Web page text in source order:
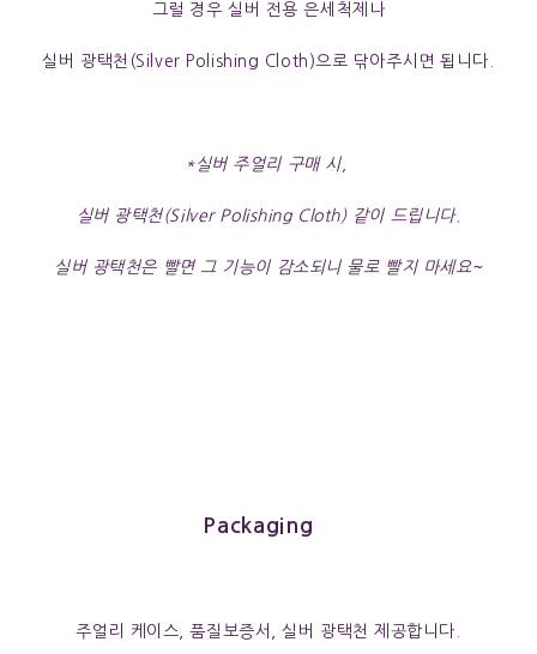
그럴 경우 실버 전용 은세척제나
실버 광택천 (Silver Polishing Cloth)으로 닦아주시면 됩니다.
*실버 주얼리 구매 시,
실버 광택천(Silver Polishing Cloth) 같이 드립니다.
실버 광택천은 빨면 그 기능이 감소되니 물로 빨지 마세요~
Packaging
주얼리 케이스, 품질보증서, 실버 광택천 제공합니다.